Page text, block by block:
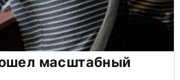
масштабный